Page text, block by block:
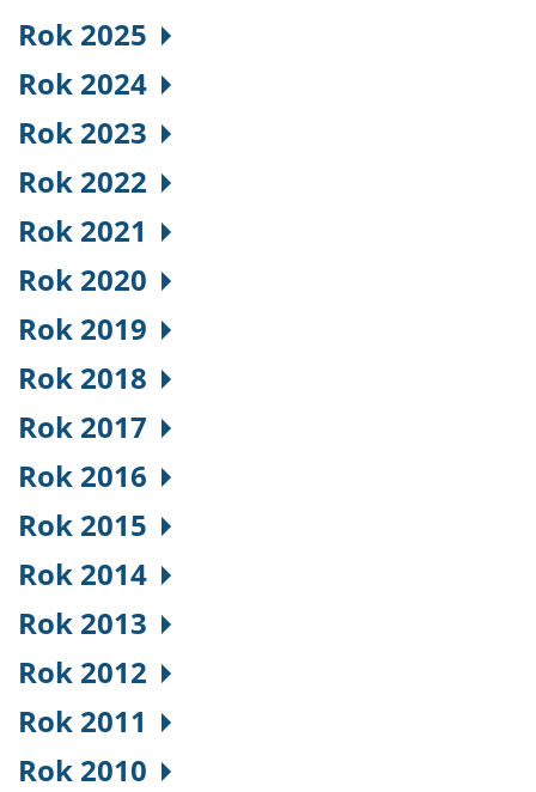
Rok 2025
Rok 2024
Rok 2023
Rok 2022
Rok 2021
Rok 2020
Rok 2019
Rok 2018
Rok 2017
Rok 2016
Rok 2015
Rok 2014
Rok 2013
Rok 2012
Rok 2011
Rok 2010